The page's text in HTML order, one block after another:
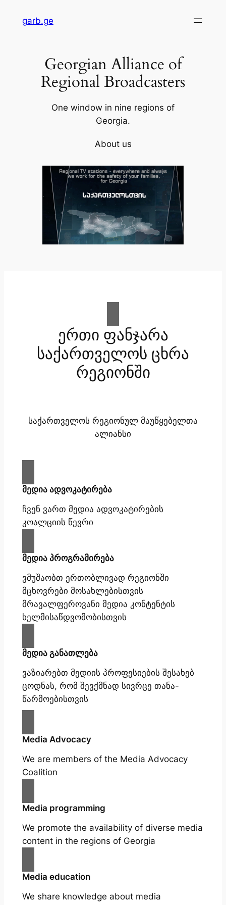
garb.ge
Georgian Alliance of
Regional Broadcasters
One window in nine regions of
Georgia.
About us
ერთი ფანჯარა
საქართველოს ცხრა
რეგიონში
საქართველოს რეგიონულ მაუწყებელთა
ალიანსი
მედია ადვოკატირება
ჩვენ ვართ მედია ადვოკატირების
კოალციის წევრი
მედია პროგრამირება
ვმუშაობთ ერთობლივად რეგიონში
მცხოვრები მოსახლებისთვის
მრავალფეროვანი მედია კონტენტის
ხელმისაწდვომობისთვის
მედია განათლება
ვაზიარებთ მედიის პროფესიების შესახებ
ცოდნას, რომ შევქმნად სივრცე თანა-
წარმოებისთვის
Media Advocacy
We are members of the Media Advocacy
Coalition
Media programming
We promote the availability of diverse media
content in the regions of Georgia
Media education
We share knowledge about media